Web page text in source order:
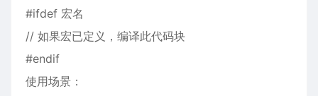
#ifdef 宏名
// 如果宏已定义，编译此代码块
#endif
使用场景：